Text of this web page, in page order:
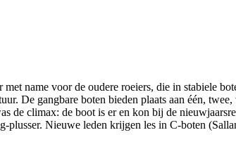
name voor de oudere roeiers, die in stabiele
De gangbare boten bieden plaats aan één,
de climax: de boot is er en kon bij de
plusser. Nieuwe leden krijgen les in C-boten